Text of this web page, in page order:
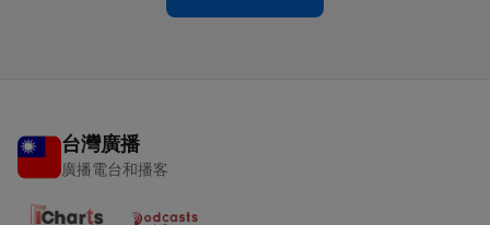
台灣廣播
廣播電台和播客